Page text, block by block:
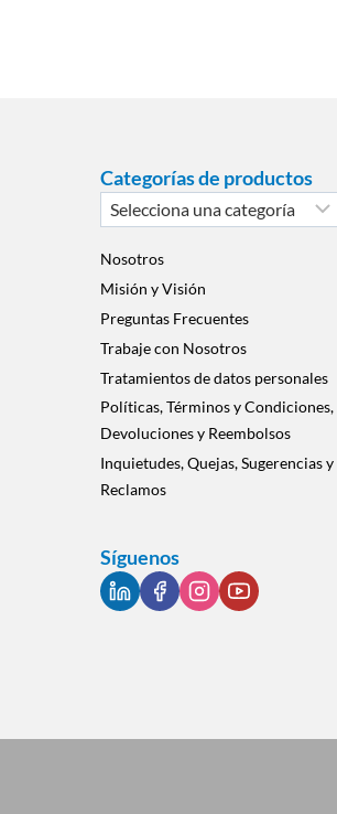
Categorías de productos
Selecciona
una
categoría
Nosotros
Misión y Visión
Preguntas Frecuentes
Trabaje con Nosotros
Tratamientos de datos personales
Políticas, Términos y Condiciones,
Devoluciones y Reembolsos
Inquietudes, Quejas, Sugerencias y
Reclamos
Síguenos